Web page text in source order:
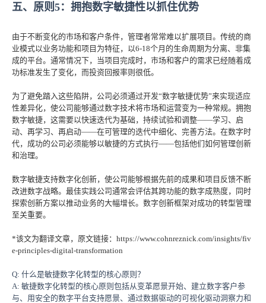
五、原则5：拥抱数字敏捷性以抓住优势
由于不断变化的市场和客户条件，管理者常常难以扩展项目。传统的商
业模式以业务功能和项目为特征，以6-18个月的生命周期为分离、非集
成的平台。通常情况下，当项目完成时，市场和客户的需求已经随着成
功标准发生了变化，而投资回报率则很低。
为了避免踏入这些陷阱，公司必须通过开发“数字敏捷优势”来实现适应
性差异化，使公司能够通过数字技术将市场和运营变为一种常规。拥抱
数字敏捷，这需要以快速迭代为基础，持续试验和调整——学习、启
动、再学习、再启动——在可管理的迭代中细化、完善方法。在数字时
代，成功的公司必须能够以敏捷的方式执行——包括他们如何管理创新
和治理。
数字敏捷支持数字化创新，使公司能够根据先前的成果和项目反馈不断
改进数字战略。最佳实践公司通常会评估其跨功能的数字成熟度，同时
探索创新方案以推动业务的大幅增长。数字创新框架对成功的转型管理
至关重要。
*该文为翻译文章，原文链接：https://www.cohnreznick.com/insights/fiv
e-principles-digital-transformation
Q: 什么是敏捷数字化转型的核心原则？
A: 敏捷数字化转型的核心原则包括从变革愿景开始、建立数字客户参
与、用安全的数字平台支持愿景、通过数据驱动的可视化驱动洞察力和